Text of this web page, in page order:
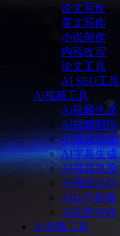
论文写作
英文写作
小说创作
内容改写
论文工具
AI SEO工具
Ai视频工具
Ai视频生成
Ai视频制作
AI视频优化
AI字幕生成
AI视频换脸
AI视频总结
Ai动作捕捉
Ai视觉特效
Ai音频工具